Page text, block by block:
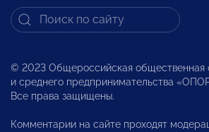
© 2023 Общероссийская общественная
и среднего предпринимательства
Все права защищены.
Комментарии на сайте проходят